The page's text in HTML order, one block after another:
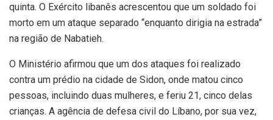
quinta. O Exército libanês acrescentou que um soldado foi
morto em um ataque separado “enquanto dirigia na estrada”
na região de Nabatieh.
O Ministério afirmou que um dos ataques foi realizado
contra um prédio na cidade de Sidon, onde matou cinco
pessoas, incluindo duas mulheres, e feriu 21, cinco delas
crianças. A agência de defesa civil do Líbano, por sua vez,